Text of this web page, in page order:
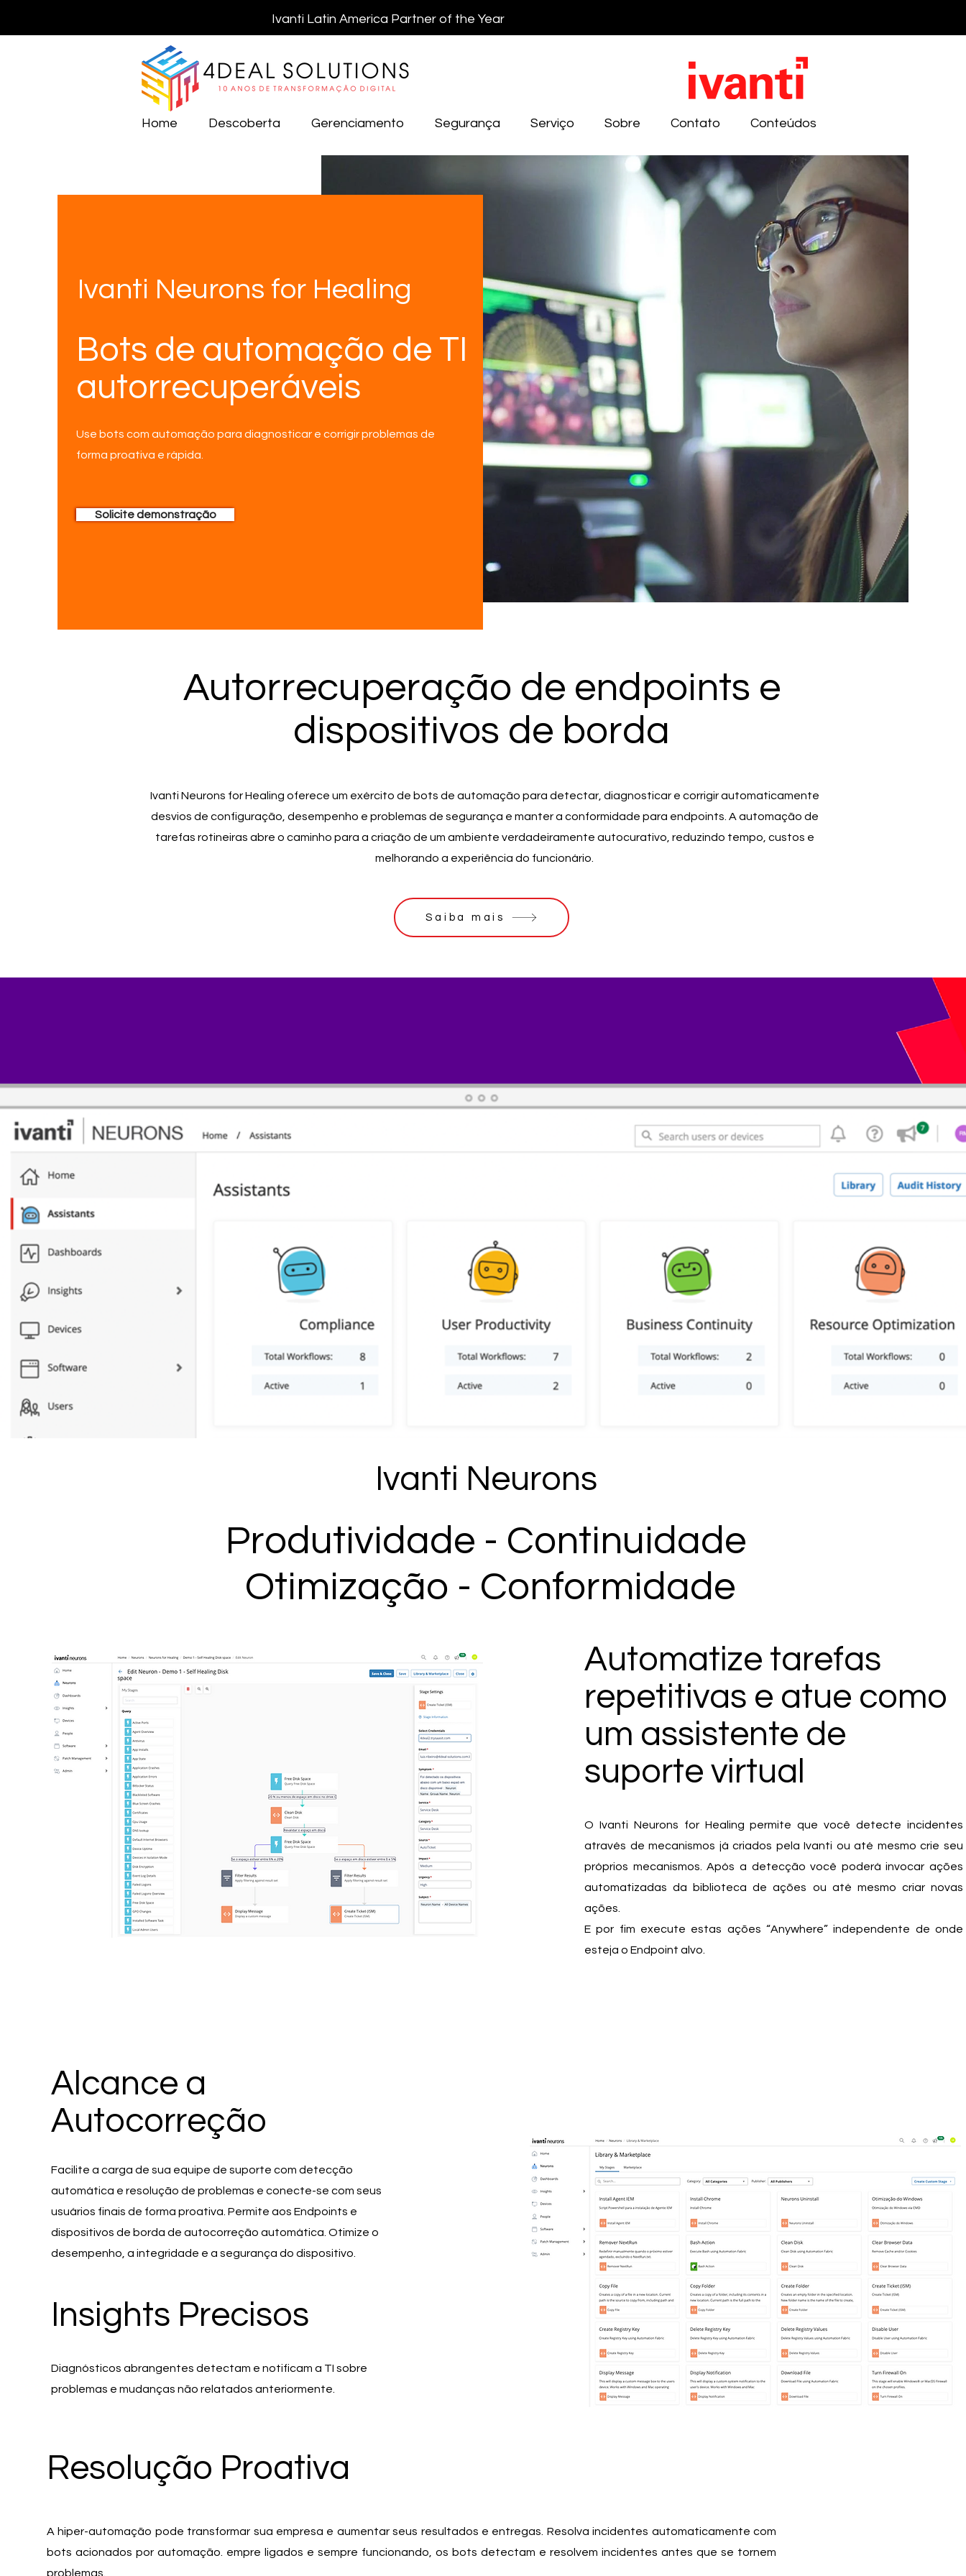
Ivanti Latin America Partner of the Year
Home Descoberta Gerenciamento Segurança Serviço Sobre Contato Conteúdos
Ivanti Neurons for Healing
Bots de automação de TI
autorrecuperáveis
Use bots com automação para diagnosticar e corrigir problemas de
forma proativa e rápida.
Solicite demonstração
Autorrecuperação de endpoints e
dispositivos de borda
Ivanti Neurons for Healing oferece um exército de bots de automação para detectar, diagnosticar e corrigir automaticamente
desvios de configuração, desempenho e problemas de segurança e manter a conformidade para endpoints. A automação de
tarefas rotineiras abre o caminho para a criação de um ambiente verdadeiramente autocurativo, reduzindo tempo, custos e
melhorando a experiência do funcionário.
Saiba mais
Ivanti Neurons
Produtividade - Continuidade
Otimização - Conformidade
Automatize tarefas
repetitivas e atue como
um assistente de
suporte virtual
O Ivanti Neurons for Healing permite que você detecte incidentes
através de mecanismos já criados pela Ivanti ou até mesmo crie seu
próprios mecanismos. Após a detecção você poderá invocar ações
automatizadas da biblioteca de ações ou até mesmo criar novas
ações.
E por fim execute estas ações “Anywhere” independente de onde
esteja o Endpoint alvo.
Alcance a
Autocorreção
Facilite a carga de sua equipe de suporte com detecção
automática e resolução de problemas e conecte-se com seus
usuários finais de forma proativa. Permite aos Endpoints e
dispositivos de borda de autocorreção automática. Otimize o
desempenho, a integridade e a segurança do dispositivo.
Insights Precisos
Diagnósticos abrangentes detectam e notificam a TI sobre
problemas e mudanças não relatados anteriormente.
Resolução Proativa
A hiper-automação pode transformar sua empresa e aumentar seus resultados e entregas. Resolva incidentes automaticamente com
bots acionados por automação. empre ligados e sempre funcionando, os bots detectam e resolvem incidentes antes que se tornem
problemas.